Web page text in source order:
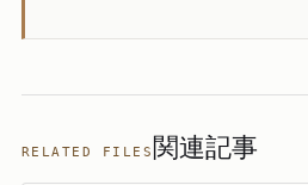
RELATED FILES 関連記事